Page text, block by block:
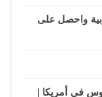
واحصل على
البكالوريوس في أمريكا |